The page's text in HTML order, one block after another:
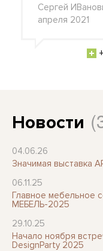
Сергей
апреля 2021
Новости
04.06.26
Значимая выставка
06.11.25
Главное мебельное
МЕБЕЛЬ-2025
29.10.25
Начало ноября
DesignParty 2025